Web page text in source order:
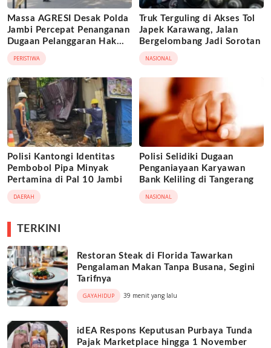
Massa AGRESI Desak Polda
Jambi Percepat Penanganan
Dugaan Pelanggaran Hak
Cipta Buku Hukum Adat
Melayu Jambi
PERISTIWA
Truk Terguling di Akses Tol
Japek Karawang, Jalan
Bergelombang Jadi Sorotan
NASIONAL
Polisi Kantongi Identitas
Pembobol Pipa Minyak
Pertamina di Pal 10 Jambi
DAERAH
Polisi Selidiki Dugaan
Penganiayaan Karyawan
Bank Keliling di Tangerang
NASIONAL
TERKINI
Restoran Steak di Florida Tawarkan
Pengalaman Makan Tanpa Busana, Segini
Tarifnya
GAYAHIDUP 39 menit yang lalu
idEA Respons Keputusan Purbaya Tunda
Pajak Marketplace hingga 1 November